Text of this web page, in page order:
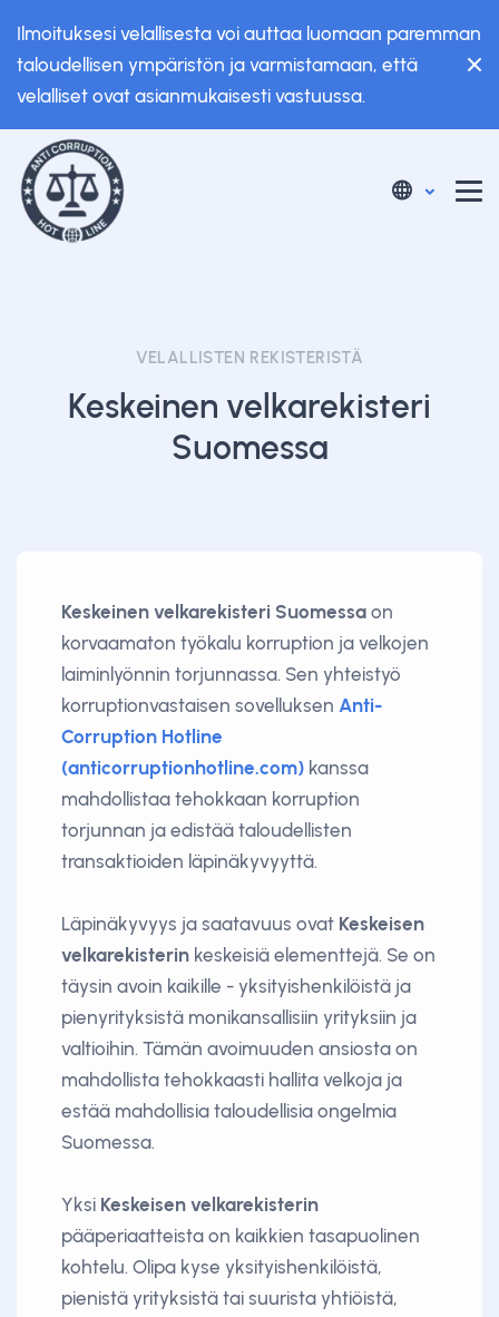
Ilmoituksesi velallisesta voi auttaa luomaan paremman
taloudellisen ympäristön ja varmistamaan, että
velalliset ovat asianmukaisesti vastuussa.
VELALLISTEN REKISTERISTÄ
Keskeinen velkarekisteri
Suomessa
Keskeinen velkarekisteri Suomessa on
korvaamaton työkalu korruption ja velkojen
laiminlyönnin torjunnassa. Sen yhteistyö
korruptionvastaisen sovelluksen Anti-
Corruption Hotline
(anticorruptionhotline.com) kanssa
mahdollistaa tehokkaan korruption
torjunnan ja edistää taloudellisten
transaktioiden läpinäkyvyyttä.
Läpinäkyvyys ja saatavuus ovat Keskeisen
velkarekisterin keskeisiä elementtejä. Se on
täysin avoin kaikille - yksityishenkilöistä ja
pienyrityksistä monikansallisiin yrityksiin ja
valtioihin. Tämän avoimuuden ansiosta on
mahdollista tehokkaasti hallita velkoja ja
estää mahdollisia taloudellisia ongelmia
Suomessa.
Yksi Keskeisen velkarekisterin
pääperiaatteista on kaikkien tasapuolinen
kohtelu. Olipa kyse yksityishenkilöistä,
pienistä yrityksistä tai suurista yhtiöistä,